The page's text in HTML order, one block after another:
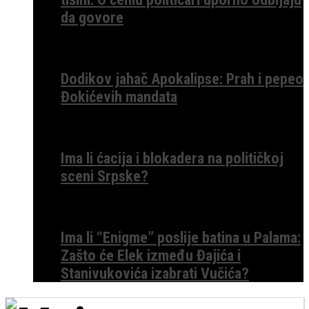
da govore
Dodikov jahač Apokalipse: Prah i pepeo
Đokićevih mandata
Ima li ćacija i blokadera na političkoj
sceni Srpske?
Ima li “Enigme” poslije batina u Palama:
Zašto će Elek između Đajića i
Stanivukovića izabrati Vučića?